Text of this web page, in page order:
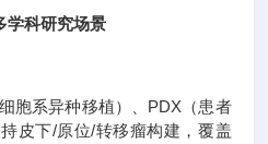
学科研究场景
胞系异种移植）、PDX（患者
皮下/原位/转移瘤构建，覆盖